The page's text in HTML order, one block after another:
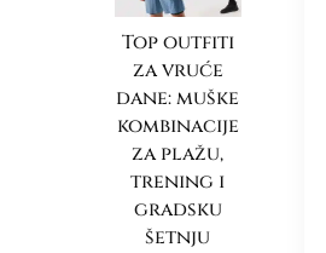
Top outfiti
za vruće
dane: muške
kombinacije
za plažu,
trening i
gradsku
šetnju